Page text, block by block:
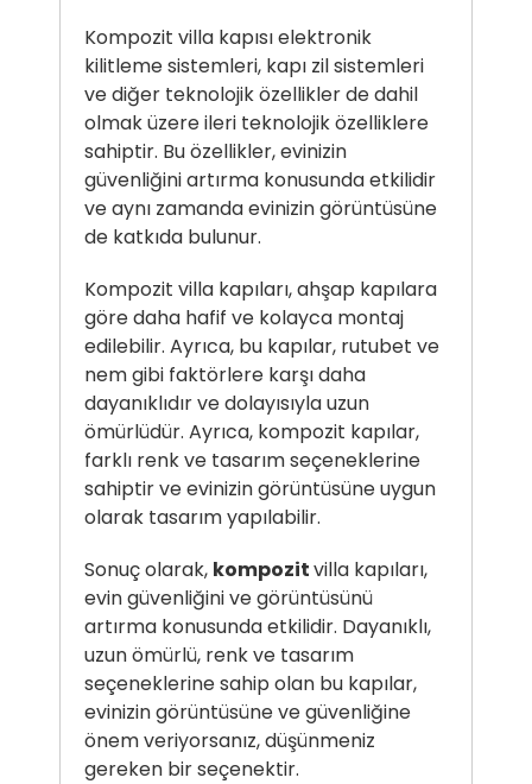
Kompozit villa kapısıelektronik
kilitleme sistemleri, kapı zil sistemleri
ve diğer teknolojik özellikler de dahil
olmak üzere ileri teknolojik özelliklere
sahiptir. Bu özellikler, evinizin
güvenliğini artırma konusunda etkilidir
ve aynı zamanda evinizin görüntüsüne
de katkıda bulunur.
Kompozit villa kapıları, ahşap kapılara
göre daha hafif ve kolayca montaj
edilebilir. Ayrıca, bu kapılar, rutubet ve
nem gibi faktörlere karşı daha
dayanıklıdır ve dolayısıyla uzun
ömürlüdür. Ayrıca, kompozit kapılar,
farklı renk ve tasarım seçeneklerine
sahiptir ve evinizin görüntüsüne uygun
olarak tasarım yapılabilir.
Sonuç olarak, kompozitvilla kapıları,
evin güvenliğini ve görüntüsünü
artırma konusunda etkilidir. Dayanıklı,
uzun ömürlü, renk ve tasarım
seçeneklerine sahip olan bu kapılar,
evinizin görüntüsüne ve güvenliğine
önem veriyorsanız, düşünmeniz
gereken bir seçenektir.